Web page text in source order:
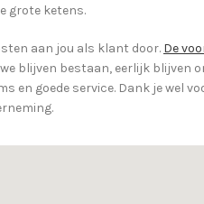
grote ketens.
aan jou als klant door. De
blijven bestaan, eerlijk blijven
en goede service. Dank je wel